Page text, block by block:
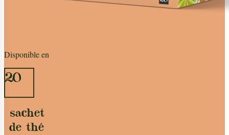
Disponible en
20
sachet
de thé